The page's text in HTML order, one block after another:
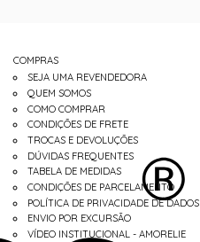
COMPRAS
SEJA UMA REVENDEDORA
QUEM SOMOS
COMO COMPRAR
CONDIÇÕES DE FRETE
TROCAS E DEVOLUÇÕES
DÚVIDAS FREQUENTES
TABELA DE MEDIDAS
CONDIÇÕES DE PARCELAMENTO
POLÍTICA DE PRIVACIDADE DE DADOS
ENVIO POR EXCURSÃO
VÍDEO INSTITUCIONAL - AMORELIE